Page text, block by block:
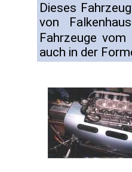
Dieses
von
Fahrzeuge
auch in der